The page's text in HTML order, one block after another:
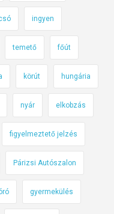
ingyen
temető főút
körút hungária
nyár elkobzás
figyelmeztető jelzés
Párizsi Autószalon
gyermekülés